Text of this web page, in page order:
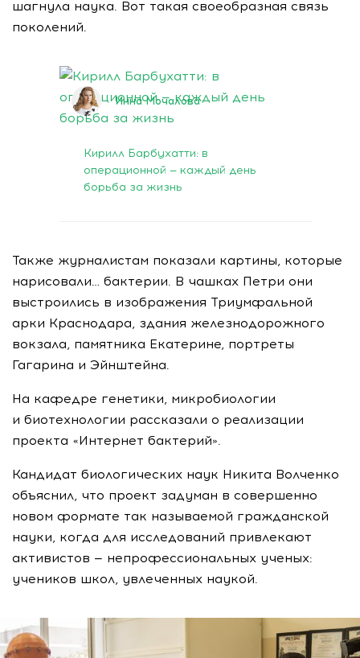
шагнула наука. Вот такая своеобразная связь
поколений.
Инна Мочалова
Кирилл Барбухатти: в
операционной — каждый день
борьба за жизнь
Также журналистам показали картины, которые
нарисовали… бактерии. В чашках Петри они
выстроились в изображения Триумфальной
арки Краснодара, здания железнодорожного
вокзала, памятника Екатерине, портреты
Гагарина и Эйнштейна.
На кафедре генетики, микробиологии
и биотехнологии рассказали о реализации
проекта «Интернет бактерий».
Кандидат биологических наук Никита Волченко
объяснил, что проект задуман в совершенно
новом формате так называемой гражданской
науки, когда для исследований привлекают
активистов — непрофессиональных ученых:
учеников школ, увлеченных наукой.